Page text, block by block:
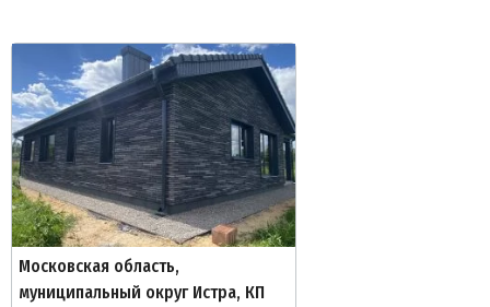
Московская область,
муниципальный округ Истра, КП